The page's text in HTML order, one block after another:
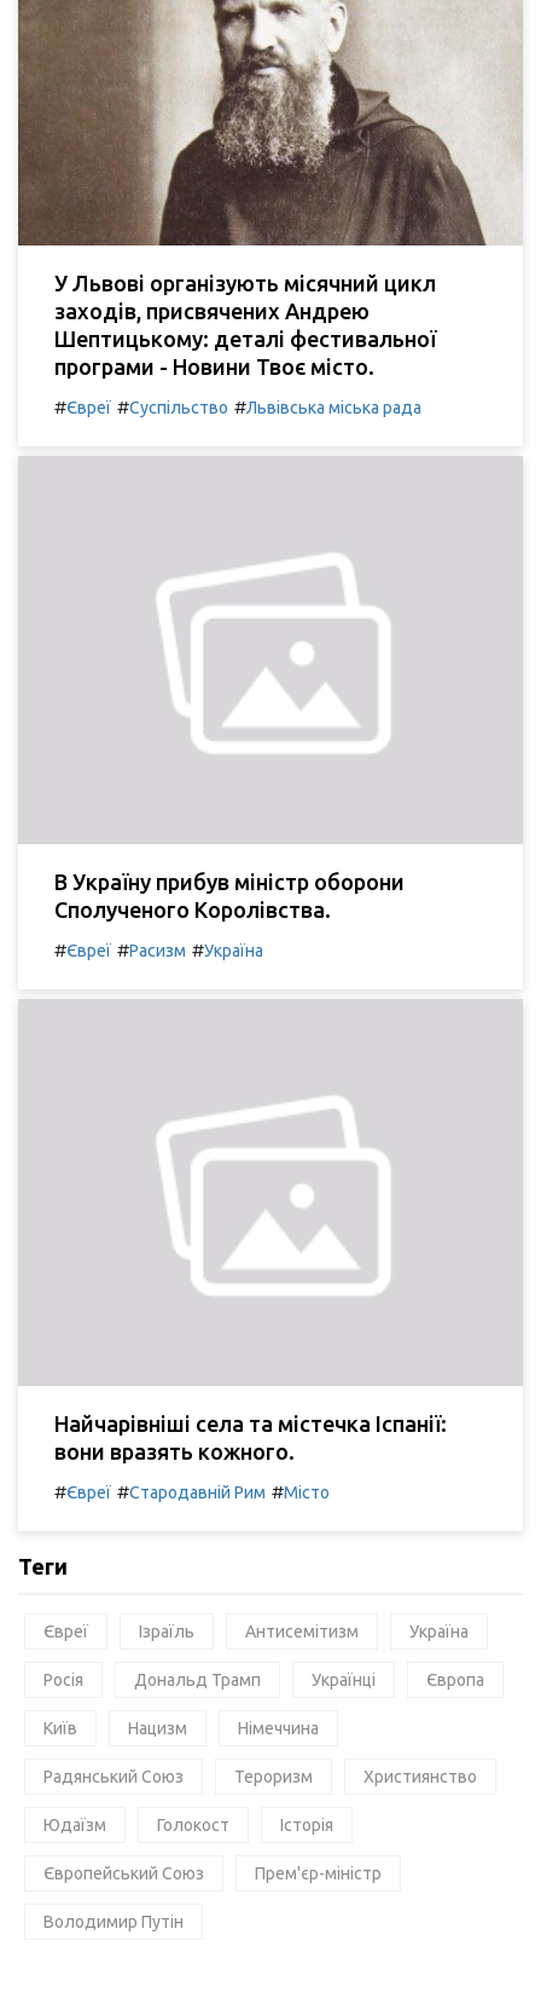
У Львові організують місячний цикл
заходів, присвячених Андрею
Шептицькому: деталі фестивальної
програми - Новини Твоє місто.
#Євреї #Суспільство #Львівська міська рада
В Україну прибув міністр оборони
Сполученого Королівства.
#Євреї #Расизм #Україна
Найчарівніші села та містечка Іспанії:
вони вразять кожного.
#Євреї #Стародавній Рим #Місто
Теги
Євреї Ізраїль Антисемітизм Україна
Росія Дональд Трамп Українці Європа
Київ Нацизм Німеччина
Радянський Союз Тероризм Християнство
Юдаїзм Голокост Історія
Європейський Союз Прем'єр-міністр
Володимир Путін